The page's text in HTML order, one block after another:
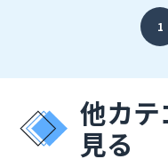
キュリティが効かな
のインシデントが起
事例もあります）
入することが解決策
とセキュリティを維
アジャイル開発、CI/
上記のようにお考え
方はぜひご参加くださ
株式会社オープンソ
1
他カ
見る